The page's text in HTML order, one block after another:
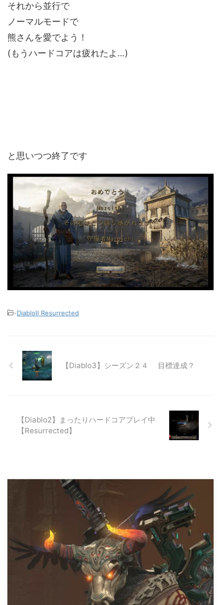
それから並行で
ノーマルモードで
熊さんを愛でよう！
(もうハードコアは疲れたよ…)
と思いつつ終了です
-DiabloⅡ Resurrected
【Diablo3】シーズン２４ 目標達成？
【Diablo2】まったりハードコアプレイ中
【Resurrected】